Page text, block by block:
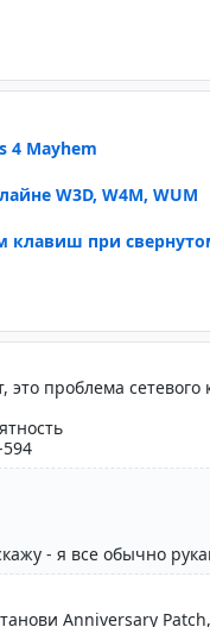
4 Mayhem
W3D, W4M, WUM
клавиш при